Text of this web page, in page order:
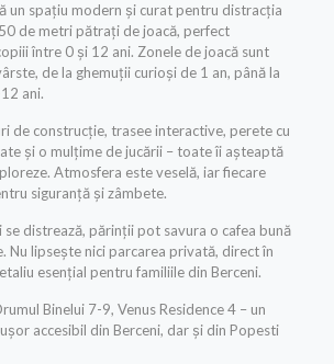
un spațiu modern și curat pentru distracția
de metri pătrați de joacă, perfect
între 0 și 12 ani. Zonele de joacă sunt
de la ghemuții curioși de 1 an, până la
ani.
de construcție, trasee interactive, perete cu
și o mulțime de jucării – toate îi așteaptă
Atmosfera este veselă, iar fiecare
siguranță și zâmbete.
se distrează, părinții pot savura o cafea bună
Nu lipsește nici parcarea privată, direct în
esențial pentru familiile din Berceni.
Binelui 7-9, Venus Residence 4 – un
accesibil din Berceni, dar și din Popesti